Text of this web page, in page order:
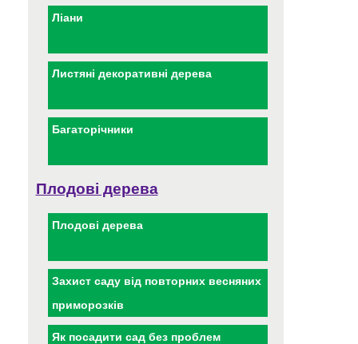
Ліани
Листяні декоративні дерева
Багаторічники
Плодові дерева
Плодові дерева
Захист саду від повторних весняних
приморозків
Як посадити сад без проблем